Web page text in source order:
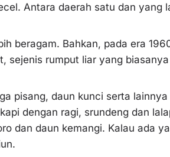
Antara daerah satu dan yang
beragam. Bahkan, pada era
sejenis rumput liar yang
pisang, daun kunci serta
dengan ragi, srundeng dan
dan daun kemangi. Kalau ada